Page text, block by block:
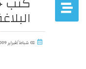
02 شباط/فبراير 2009